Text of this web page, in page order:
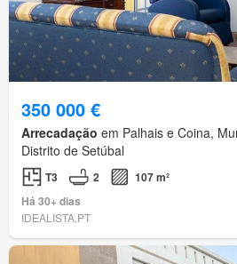
350 000 €
Arrecadação em Palhais e Coina,
Distrito de Setúbal
T3 2
107 m²
Há 30+ dias
IDEALISTA.PT